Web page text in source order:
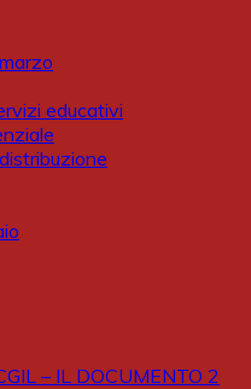
educativi
– IL DOCUMENTO 2